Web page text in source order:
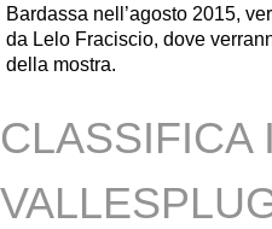
Bardassa nell’agosto 2015,
da Lelo Fraciscio, dove
della mostra.
CLASSIFICA